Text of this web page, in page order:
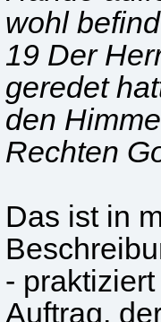
wohl
19 Der
geredet
den
Rechten
Das ist in
-
Auftrag,